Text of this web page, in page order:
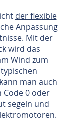
der flexible
Anpassung
Mit der
wird das
Wind zum
man auch
Code 0 oder
segeln und